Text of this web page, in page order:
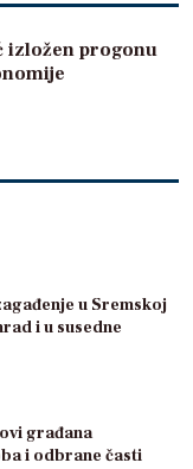
izložen progonu
u Sremskoj
i u susedne
građana
i odbrane časti